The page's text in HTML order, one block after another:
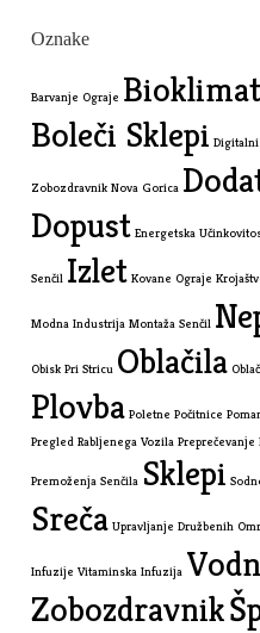
Oznake
Barvanje Ograje
Boleči Sklepi
Zobozdravnik Nova Gorica
Dopust Energetska
Senčil Izlet Kovane Ograje
Modna Industrija Montaža Senčil
Obisk Pri Stricu Oblačila
Plovba Poletne Počitnice
Pregled Rabljenega Vozila
Premoženja Senčila Sklepi
Sreča Upravljanje Družbenih
Infuzije Vitaminska Infuzija
Zobozdravnik